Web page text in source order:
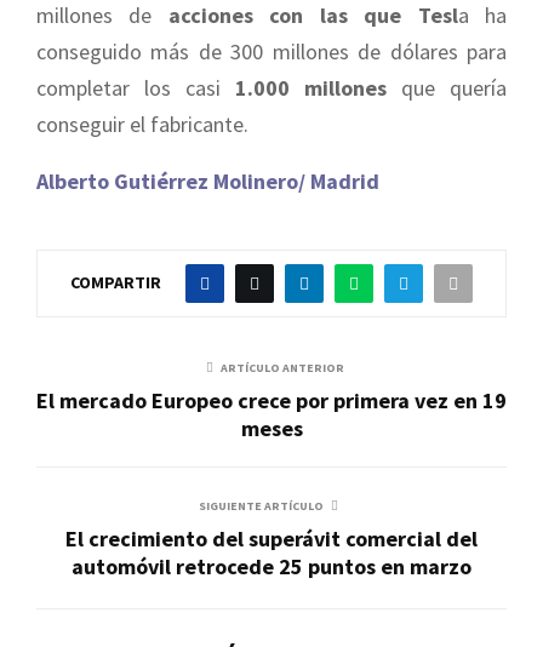
millones de acciones con las que Tesla ha
conseguido más de 300 millones de dólares para
completar los casi 1.000 millones que quería
conseguir el fabricante.
Alberto Gutiérrez Molinero/ Madrid
COMPARTIR
ARTÍCULO ANTERIOR
El mercado Europeo crece por primera vez en 19
meses
SIGUIENTE ARTÍCULO
El crecimiento del superávit comercial del
automóvil retrocede 25 puntos en marzo